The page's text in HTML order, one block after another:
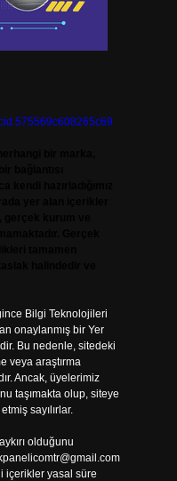
Bilgi Teknolojileri
onaylanmış bir Yer
Bu nedenle, sitedeki
veya araştırma
Ancak, üyelerimiz
taşımakta olup, siteye
sayılırlar.
olduğunu
içerikler yasal süre